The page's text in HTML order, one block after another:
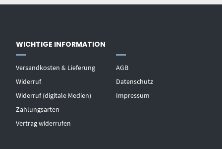
WICHTIGE INFORMATION
Versandkosten & Lieferung
Widerruf
Widerruf (digitale Medien)
Zahlungsarten
Vertrag widerrufen
AGB
Datenschutz
Impressum